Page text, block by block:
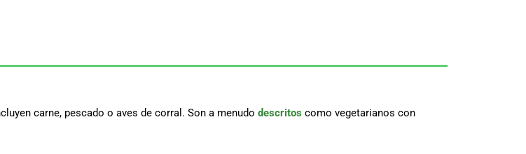
carne, pescado o aves de corral. Son a menudo descritos como vegetarianos con